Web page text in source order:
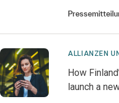
ALLIANZEN
How
launch a